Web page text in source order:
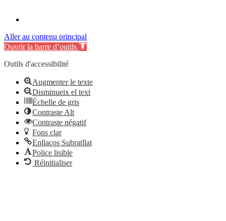
Aller au contenu principal
Ouvrir la barre d’outils
Outils d'accessibilité
Augmenter le texte
Disminueix el text
Échelle de gris
Contraste Alt
Contraste négatif
Fons clar
Enllaços Subratllat
Police lisible
Réinitialiser